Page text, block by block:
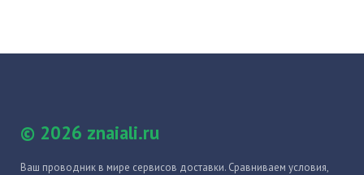
© 2026 znaiali.ru
Ваш проводник в мире сервисов доставки. Сравниваем условия,